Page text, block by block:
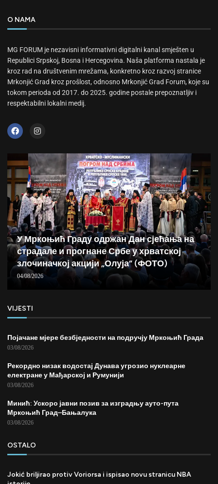
O NAMA
MG FORUM je nezavisni informativni digitalni kanal smješten u
Republici Srpskoj, Bosna i Hercegovina. Naša platforma nastala je
kroz rad na društvenim mrežama, konkretno kroz razvoj stranice
Mrkonjić Grad kroz prošlost, odnosno Mrkonjić Grad Forum, koje su
tokom perioda od 2017. do 2025. godine postale prepoznatljiv i
respektabilni lokalni medij.
У Мркоњић Граду одржан Дан сјећања на
страдале и прогнане Србе у хрватској
злочиначкој акцији „Олуја“ (ФОТО)
04/08/2026
VIJESTI
Појачане мјере безбједности на подручју Мркоњић Града
03/08/2026
Рекордно низак водостај Дунава угрозио нуклеарне
електране у Мађарској и Румунији
03/08/2026
Минић: Ускоро јавни позив за изградњу ауто-пута
Мркоњић Град–Бањалука
03/08/2026
OSTALO
Jokić briljirao protiv Voriorsa i ispisao novu stranicu NBA